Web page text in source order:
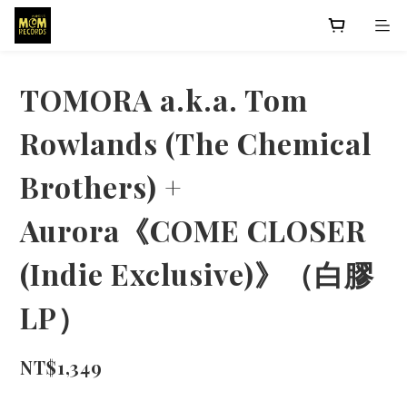
TOMORA a.k.a. Tom
Rowlands (The Chemical
Brothers) +
Aurora《COME CLOSER
(Indie Exclusive)》（白膠
LP）
NT$1,349